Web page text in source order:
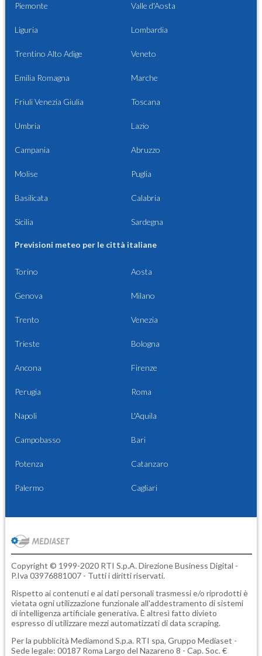
Piemonte Valle d'Aosta
Liguria Lombardia
Trentino Alto Adige Veneto
Emilia Romagna Marche
Friuli Venezia Giulia Toscana
Umbria Lazio
Campania Abruzzo
Molise Puglia
Basilicata Calabria
Sicilia Sardegna
Previsioni meteo per le città italiane
Torino Aosta
Genova Milano
Trento Venezia
Trieste Bologna
Ancona Firenze
Perugia Roma
Napoli L'Aquila
Campobasso Bari
Potenza Catanzaro
Palermo Cagliari
Copyright © 1999-2020 RTI S.p.A. Direzione Business Digital -
P.Iva 03976881007 - Tutti i diritti riservati.
Rispetto ai contenuti e ai dati personali trasmessi e/o riprodotti è
vietata ogni utilizzazione funzionale all'addestramento di sistemi
di intelligenza artificiale generativa. È altresì fatto divieto
espresso di utilizzare mezzi automatizzati di data scraping.
Per la pubblicità Mediamond S.p.a. RTI spa, Gruppo Mediaset -
Sede legale: 00187 Roma Largo del Nazareno 8 - Cap. Soc. €